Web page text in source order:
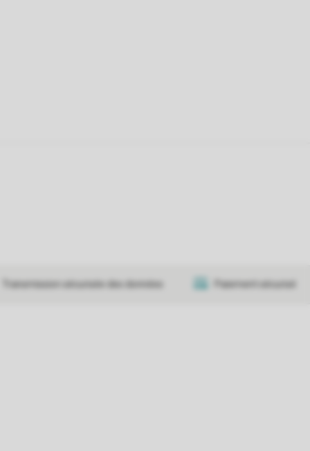
Transmission sécurisée des données Paiement sécurisé